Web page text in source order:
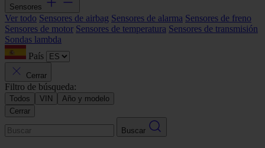
Sensores
Ver todo Sensores de airbag Sensores de alarma Sensores de freno
Sensores de motor Sensores de temperatura Sensores de transmisión
Sondas lambda
País
Cerrar
Filtro de búsqueda:
Todos VIN
Año y modelo
Cerrar
Buscar